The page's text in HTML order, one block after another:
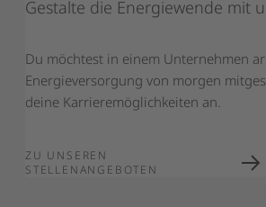
Gestalte die Energiewende mit
Du möchtest in einem Unternehmen
Energieversorgung von morgen
deine Karrieremöglichkeiten an.
ZU UNSEREN
STELLENANGEBOTEN